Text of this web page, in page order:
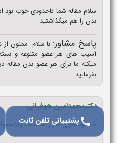
سلام مقاله شما تاحدودی خوب بود
بدن را هم میگذاشتید
پاسخ مشاور:
آسیب های هر عضو متنوعه و
میکنه ما برای هر عضو بدن
بفرمایید
دکترمحمدامین هوفیانی
خداقوت‌خیای عالی است
callپشتیبانی تلفن ثابت